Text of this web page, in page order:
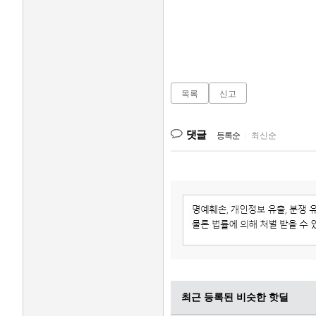
목록 신고
댓글 등록순 최신순
최근 등록된 비슷한 핫딜